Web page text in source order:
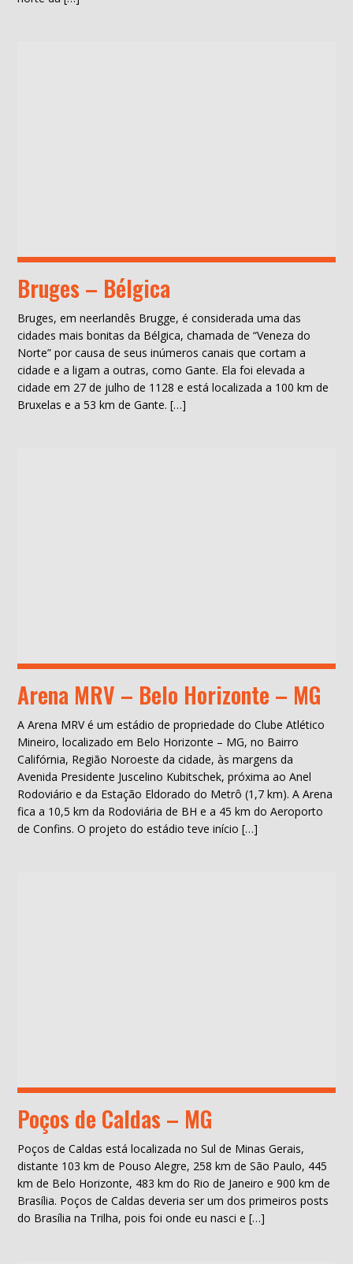
Bruges – Bélgica
Bruges, em neerlandês Brugge, é considerada uma das
cidades mais bonitas da Bélgica, chamada de “Veneza do
Norte” por causa de seus inúmeros canais que cortam a
cidade e a ligam a outras, como Gante. Ela foi elevada a
cidade em 27 de julho de 1128 e está localizada a 100 km de
Bruxelas e a 53 km de Gante. […]
Arena MRV – Belo Horizonte – MG
A Arena MRV é um estádio de propriedade do Clube Atlético
Mineiro, localizado em Belo Horizonte – MG, no Bairro
Califórnia, Região Noroeste da cidade, às margens da
Avenida Presidente Juscelino Kubitschek, próxima ao Anel
Rodoviário e da Estação Eldorado do Metrô (1,7 km). A Arena
fica a 10,5 km da Rodoviária de BH e a 45 km do Aeroporto
de Confins. O projeto do estádio teve início […]
Poços de Caldas – MG
Poços de Caldas está localizada no Sul de Minas Gerais,
distante 103 km de Pouso Alegre, 258 km de São Paulo, 445
km de Belo Horizonte, 483 km do Rio de Janeiro e 900 km de
Brasília. Poços de Caldas deveria ser um dos primeiros posts
do Brasília na Trilha, pois foi onde eu nasci e […]